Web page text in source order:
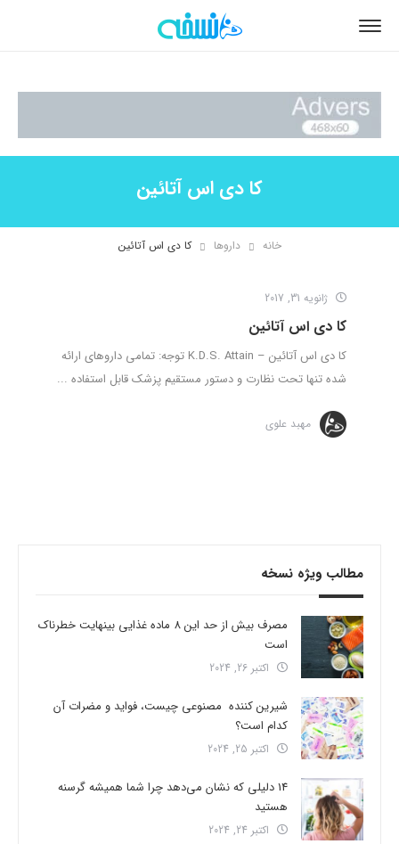
کا دی اس آتائین
خانه داروها کا دی اس آتائین
ژانویه 31, 2017
کا دی اس آتائین
کا دی اس آتائین – K.D.S. Attain توجه: تمامی داروهای ارائه
شده تنها تحت نظارت و دستور مستقیم پزشک قابل استفاده ...
مهبد علوی
مطالب ویژه نسخه
مصرف بیش از حد این 8 ماده غذایی بینهایت خطرناک
است
اکتبر 26, 2024
شیرین کننده مصنوعی چیست، فواید و مضرات آن
کدام است؟
اکتبر 25, 2024
14 دلیلی که نشان می‌دهد چرا شما همیشه گرسنه
هستید
اکتبر 24, 2024